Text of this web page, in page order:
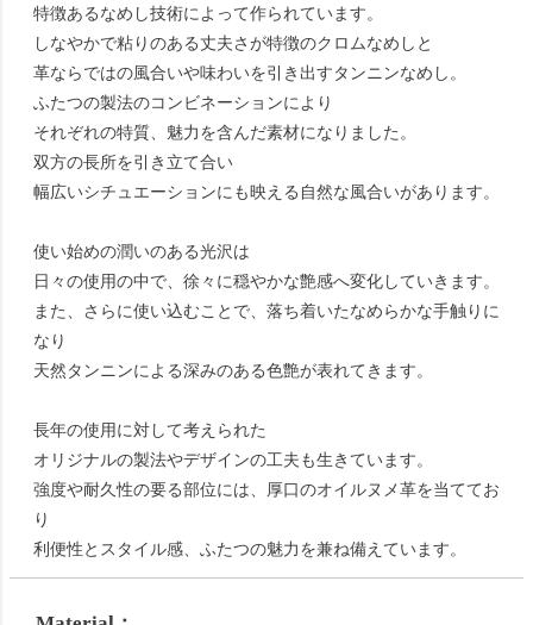
特徴あるなめし技術によって作られています。
しなやかで粘りのある丈夫さが特徴のクロムなめしと
革ならではの風合いや味わいを引き出すタンニンなめし。
ふたつの製法のコンビネーションにより
それぞれの特質、魅力を含んだ素材になりました。
双方の長所を引き立て合い
幅広いシチュエーションにも映える自然な風合いがあります。
使い始めの潤いのある光沢は
日々の使用の中で、徐々に穏やかな艶感へ変化していきます。
また、さらに使い込むことで、落ち着いたなめらかな手触りに
なり
天然タンニンによる深みのある色艶が表れてきます。
長年の使用に対して考えられた
オリジナルの製法やデザインの工夫も生きています。
強度や耐久性の要る部位には、厚口のオイルヌメ革を当ててお
り
利便性とスタイル感、ふたつの魅力を兼ね備えています。